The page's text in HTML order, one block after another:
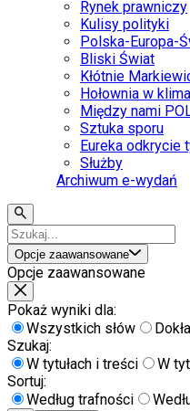
Rynek prawniczy
Kulisy polityki
Polska-Europa-
Bliski Świat
Kłótnie
Hołownia w
Między nami
Sztuka sporu
Eureka odkrycie
Służby
Archiwum e-wydań
Opcje zaawansowane
Opcje zaawansowane
Pokaż wyniki dla:
Wszystkich słów
Szukaj:
W tytułach i treści
W
Sortuj:
Według trafności